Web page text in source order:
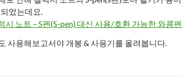
되었는데요.
시 노트 – S펜(S-pen) 대신 사용/호환 가능한 와콤
사용해보고서야 개봉 & 사용기를 올려봅니다.
pen)과 호환되는 와콤 41U3143 개봉 & 사용기